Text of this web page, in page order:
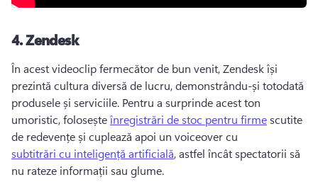
4.Zendesk
În acest videoclip fermecător de bun venit, Zendesk își
prezintă cultura diversă de lucru, demonstrându-și totodată
produsele și serviciile. Pentru a surprinde acest ton
umoristic, folosește înregistrări de stoc pentru firme scutite
de redevențe și cuplează apoi un voiceover cu
subtitrări cu inteligență artificială, astfel încât spectatorii să
nu rateze informații sau glume.